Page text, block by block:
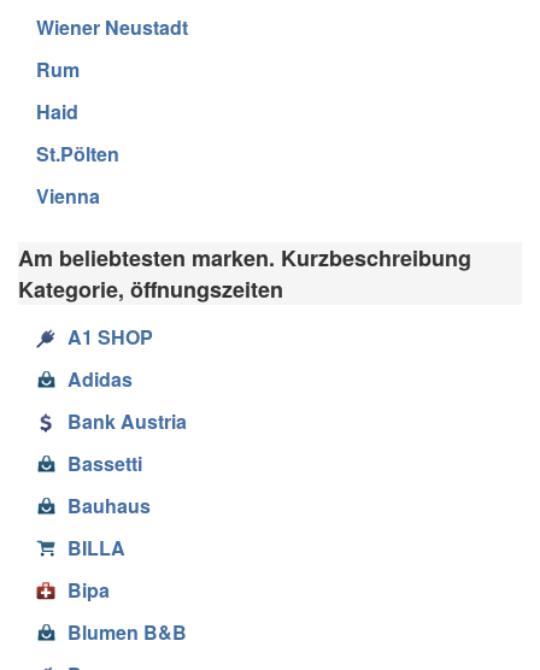
Wiener Neustadt
Rum
Haid
St.Pölten
Vienna
Am beliebtesten marken. Kurzbeschreibung
Kategorie, öffnungszeiten
A1 SHOP
Adidas
Bank Austria
Bassetti
Bauhaus
BILLA
Bipa
Blumen B&B